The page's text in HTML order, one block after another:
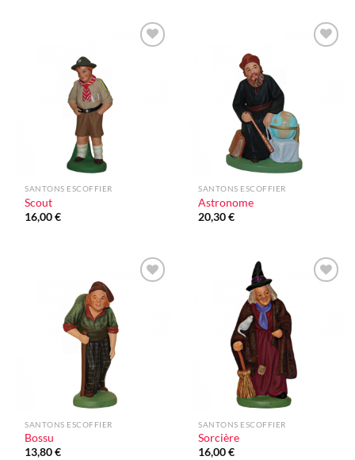
SANTONS ESCOFFIER
Scout
16,00€
SANTONS ESCOFFIER
Astronome
20,30€
SANTONS ESCOFFIER
Bossu
13,80€
SANTONS ESCOFFIER
Sorcière
16,00€